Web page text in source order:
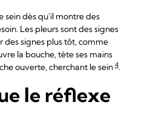
sein dès qu'il montre des
Les pleurs sont des signes
signes plus tôt, comme
la bouche, tète ses mains
ouverte, cherchant le sein 4.
le réflexe